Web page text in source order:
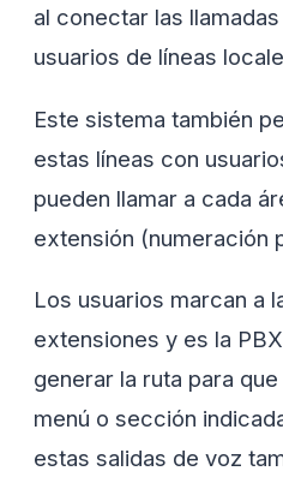
al conectar las
usuarios de líneas
Este sistema también
estas líneas con
pueden llamar a cada
extensión (numeración
Los usuarios marcan a
extensiones y es la
generar la ruta para
menú o sección
estas salidas de voz